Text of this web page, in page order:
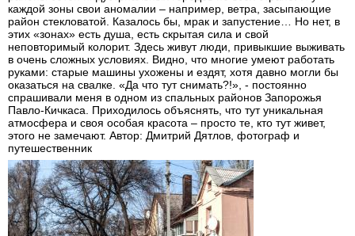
каждой зоны свои аномалии – например, ветра, засыпающие
район стекловатой. Казалось бы, мрак и запустение… Но нет, в
этих «зонах» есть душа, есть скрытая сила и свой
неповторимый колорит. Здесь живут люди, привыкшие выживать
в очень сложных условиях. Видно, что многие умеют работать
руками: старые машины ухожены и ездят, хотя давно могли бы
оказаться на свалке. «Да что тут снимать?!», - постоянно
спрашивали меня в одном из спальных районов Запорожья
Павло-Кичкаса. Приходилось объяснять, что тут уникальная
атмосфера и своя особая красота – просто те, кто тут живет,
этого не замечают. Автор: Дмитрий Дятлов, фотограф и
путешественник